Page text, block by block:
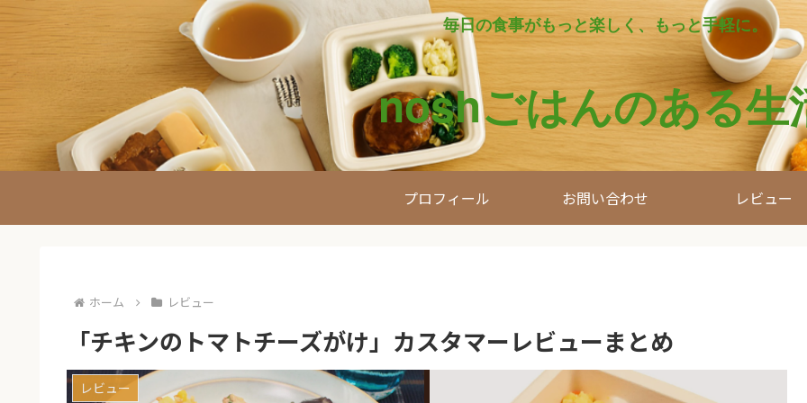
毎日の食事がもっと楽しく、もっと手軽に。
noshごはんのある生
プロフィール お問い合わせ レビュー
ホーム レビュー
「チキンのトマトチーズがけ」カスタマーレビューまとめ
レビュー